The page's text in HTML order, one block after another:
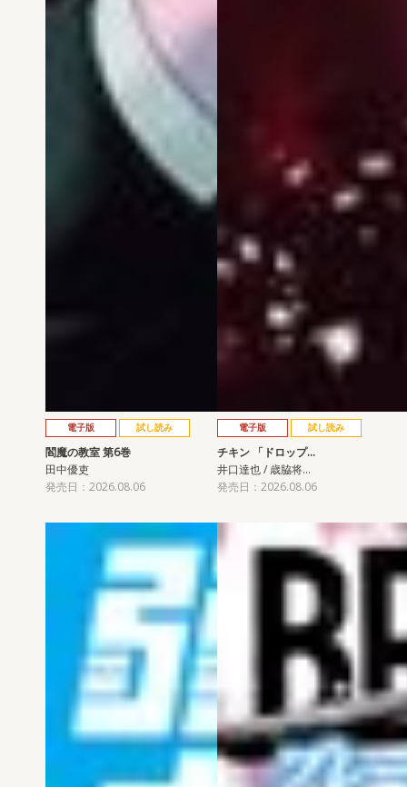
電子版 試し読み
閻魔の教室 第6巻
田中優吏
発売日：2026.08.06
電子版 試し読み
チキン 「ドロップ…
井口達也 / 歳脇将…
発売日：2026.08.06